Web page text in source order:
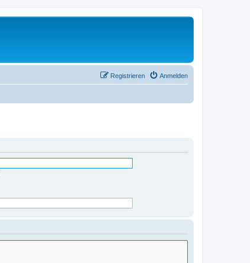
Anmelden
Registrieren